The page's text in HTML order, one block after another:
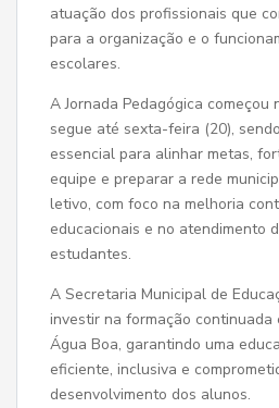
atuação dos profissionais que
para a organização e o
escolares.
A Jornada Pedagógica
segue até sexta-feira (20),
essencial para alinhar metas,
equipe e preparar a rede
letivo, com foco na melhoria
educacionais e no atendimento
estudantes.
A Secretaria Municipal de
investir na formação
Água Boa, garantindo uma
eficiente, inclusiva e
desenvolvimento dos alunos.